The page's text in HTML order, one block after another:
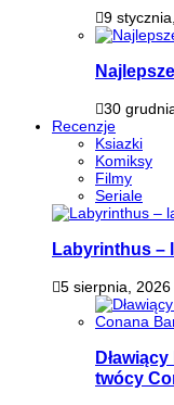
9
30
Recenzje
Ksiazki
Komiksy
Filmy
Seriale
Labyrinthus –
5 sierpnia, 2026
twócy